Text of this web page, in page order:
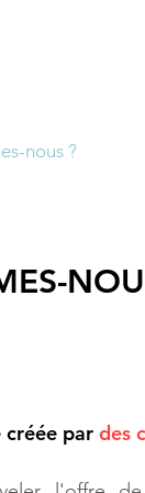
nous ?
créée par des